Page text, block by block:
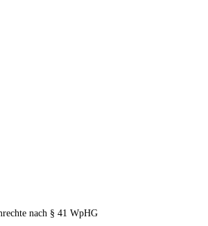
nach § 41 WpHG